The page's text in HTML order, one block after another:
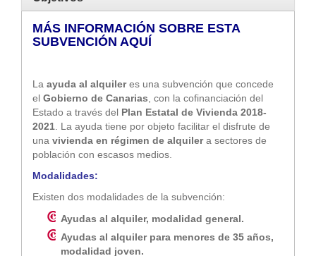
MÁS INFORMACIÓN SOBRE ESTA
SUBVENCIÓN AQUÍ
La ayuda al alquileres una subvención que concede
el Gobierno de Canarias , con la cofinanciación del
Estado a través del Plan Estatal de Vivienda 2018-
2021 . La ayuda tiene por objeto facilitar el disfrute de
una vivienda en régimen de alquiler a sectores de
población con escasos medios.
Modalidades:
Existen dos modalidades de la subvención:
Ayudas al alquiler, modalidad general.
Ayudas al alquiler para menores de 35 años,
modalidad joven.